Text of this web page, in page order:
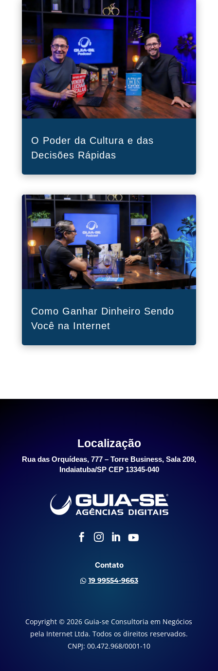
O Poder da Cultura e das
Decisões Rápidas
Como Ganhar Dinheiro Sendo
Você na Internet
Localização
Rua das Orquídeas, 777 – Torre Business, Sala 209,
Indaiatuba/SP CEP 13345-040
   
Contato
 19 99554-9663
Copyright © 2026 Guia-se Consultoria em Negócios
pela Internet Ltda. Todos os direitos reservados.
CNPJ: 00.472.968/0001-10